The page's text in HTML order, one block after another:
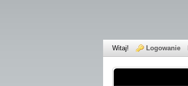
Witaj! Logowanie